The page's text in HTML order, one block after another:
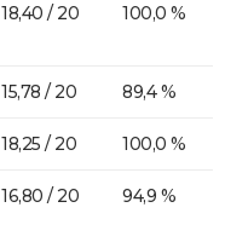
18,40 / 20 100,0 %
15,78 / 20 89,4 %
18,25 / 20 100,0 %
16,80 / 20 94,9 %